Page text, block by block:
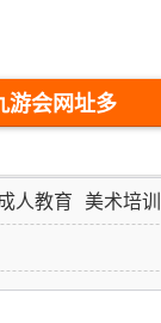
游会网址多
最新
人教育 美术培训